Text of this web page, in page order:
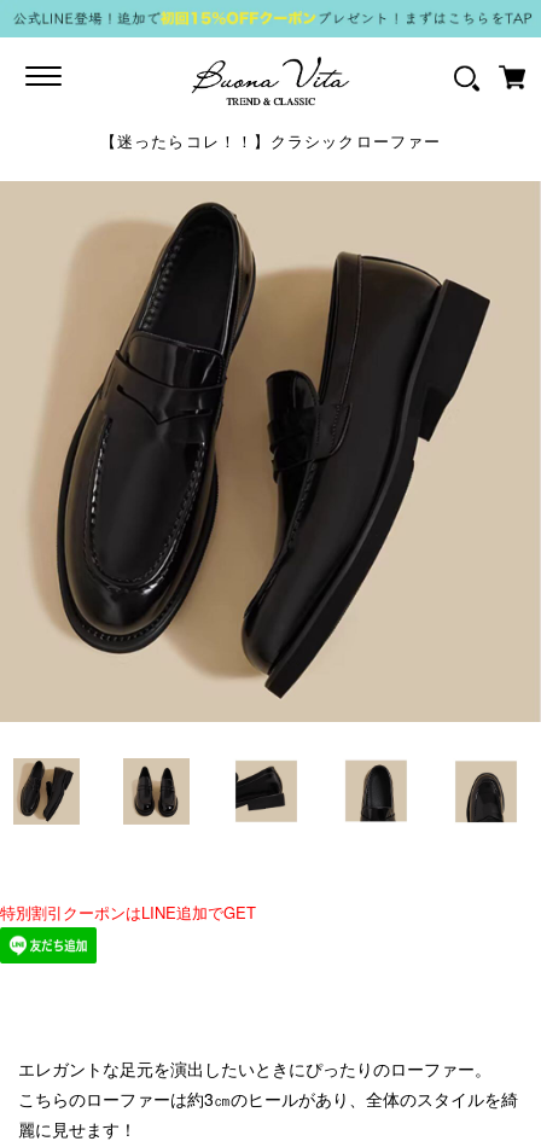
Toggle
【迷ったらコレ！！】クラシックローファー
特別割引クーポンはLINE追加でGET
エレガントな足元を演出したいときにぴったりのローファー。
こちらのローファーは約3㎝のヒールがあり、全体のスタイルを綺
麗に見せます！